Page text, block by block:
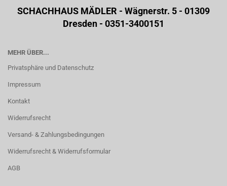
SCHACHHAUS MÄDLER - Wägnerstr. 5 - 01309
Dresden - 0351-3400151
MEHR ÜBER...
Privatsphäre und Datenschutz
Impressum
Kontakt
Widerrufsrecht
Versand- & Zahlungsbedingungen
Widerrufsrecht & Widerrufsformular
AGB